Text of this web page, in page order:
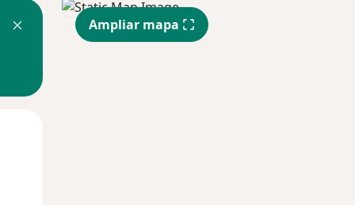
Ampliar mapa